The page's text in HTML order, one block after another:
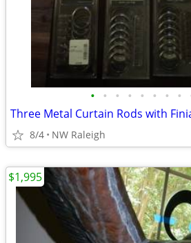
• • • • • • • •
Three Metal Curtain Rods with
8/4 NW Raleigh
$1,995